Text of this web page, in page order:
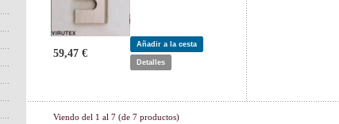
59,47 €
Añadir a la cesta
Detalles
Viendo del 1 al 7 (de 7 productos)